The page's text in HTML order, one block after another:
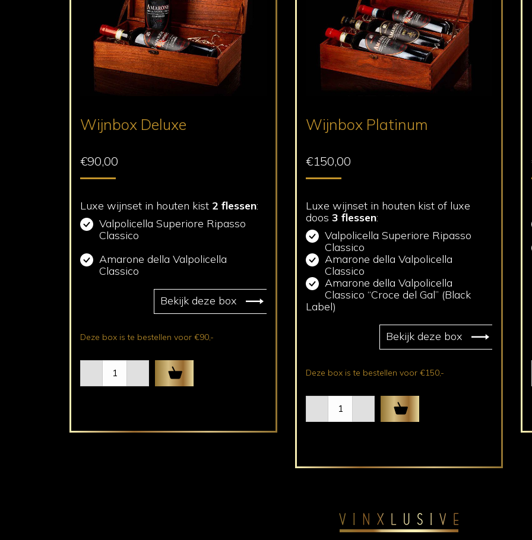
Wijnbox Deluxe
€90,00
Luxe wijnset in houten kist 2 flessen:
Valpolicella Superiore Ripasso
Classico
Amarone della Valpolicella
Classico
Bekijk deze box
Deze box is te bestellen voor €90,-
aantal
Wijnbox Platinum
€150,00
Luxe wijnset in houten kist of luxe
doos 3 flessen:
Valpolicella Superiore Ripasso
Classico
Amarone della Valpolicella
Classico
Amarone della Valpolicella
Classico “Croce del Gal” (Black
Label)
Bekijk deze box
Deze box is te bestellen voor €150,-
Platinum
aantal